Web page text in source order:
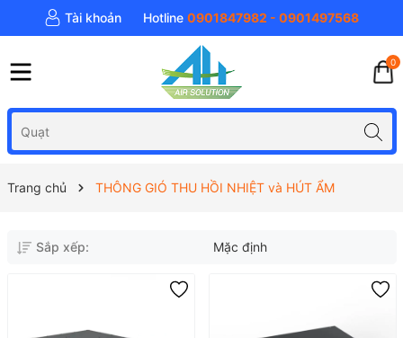
Tài khoản Hotline 0901847982 - 0901497568
0
Trang chủ THÔNG GIÓ THU HỒI NHIỆT và HÚT ẨM
Sắp xếp: Mặc định